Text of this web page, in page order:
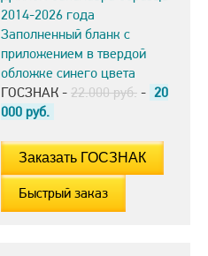
2014-2026 года
Заполненный бланк с
приложением в твердой
обложке синего цвета
ГОСЗНАК - 22.000 руб. - 20
000 руб.
Быстрый заказ